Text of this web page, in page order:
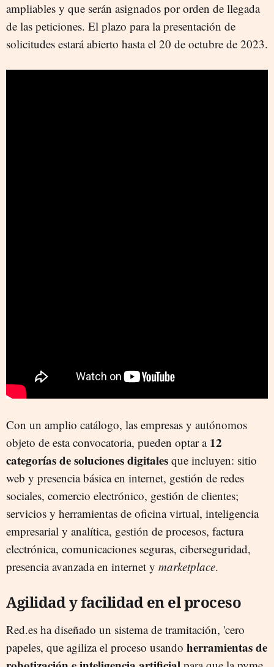
ampliables y que serán asignados por orden de llegada
de las peticiones. El plazo para la presentación de
solicitudes estará abierto hasta el 20 de octubre de 2023.
Con un amplio catálogo, las empresas y autónomos
objeto de esta convocatoria, pueden optar a 12
categorías de soluciones digitales que incluyen: sitio
web y presencia básica en internet, gestión de redes
sociales, comercio electrónico, gestión de clientes;
servicios y herramientas de oficina virtual, inteligencia
empresarial y analítica, gestión de procesos, factura
electrónica, comunicaciones seguras, ciberseguridad,
presencia avanzada en internet y marketplace.
Agilidad y facilidad en el proceso
Red.es ha diseñado un sistema de tramitación, 'cero
papeles, que agiliza el proceso usando herramientas de